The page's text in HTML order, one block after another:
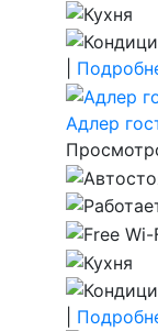
Адлер